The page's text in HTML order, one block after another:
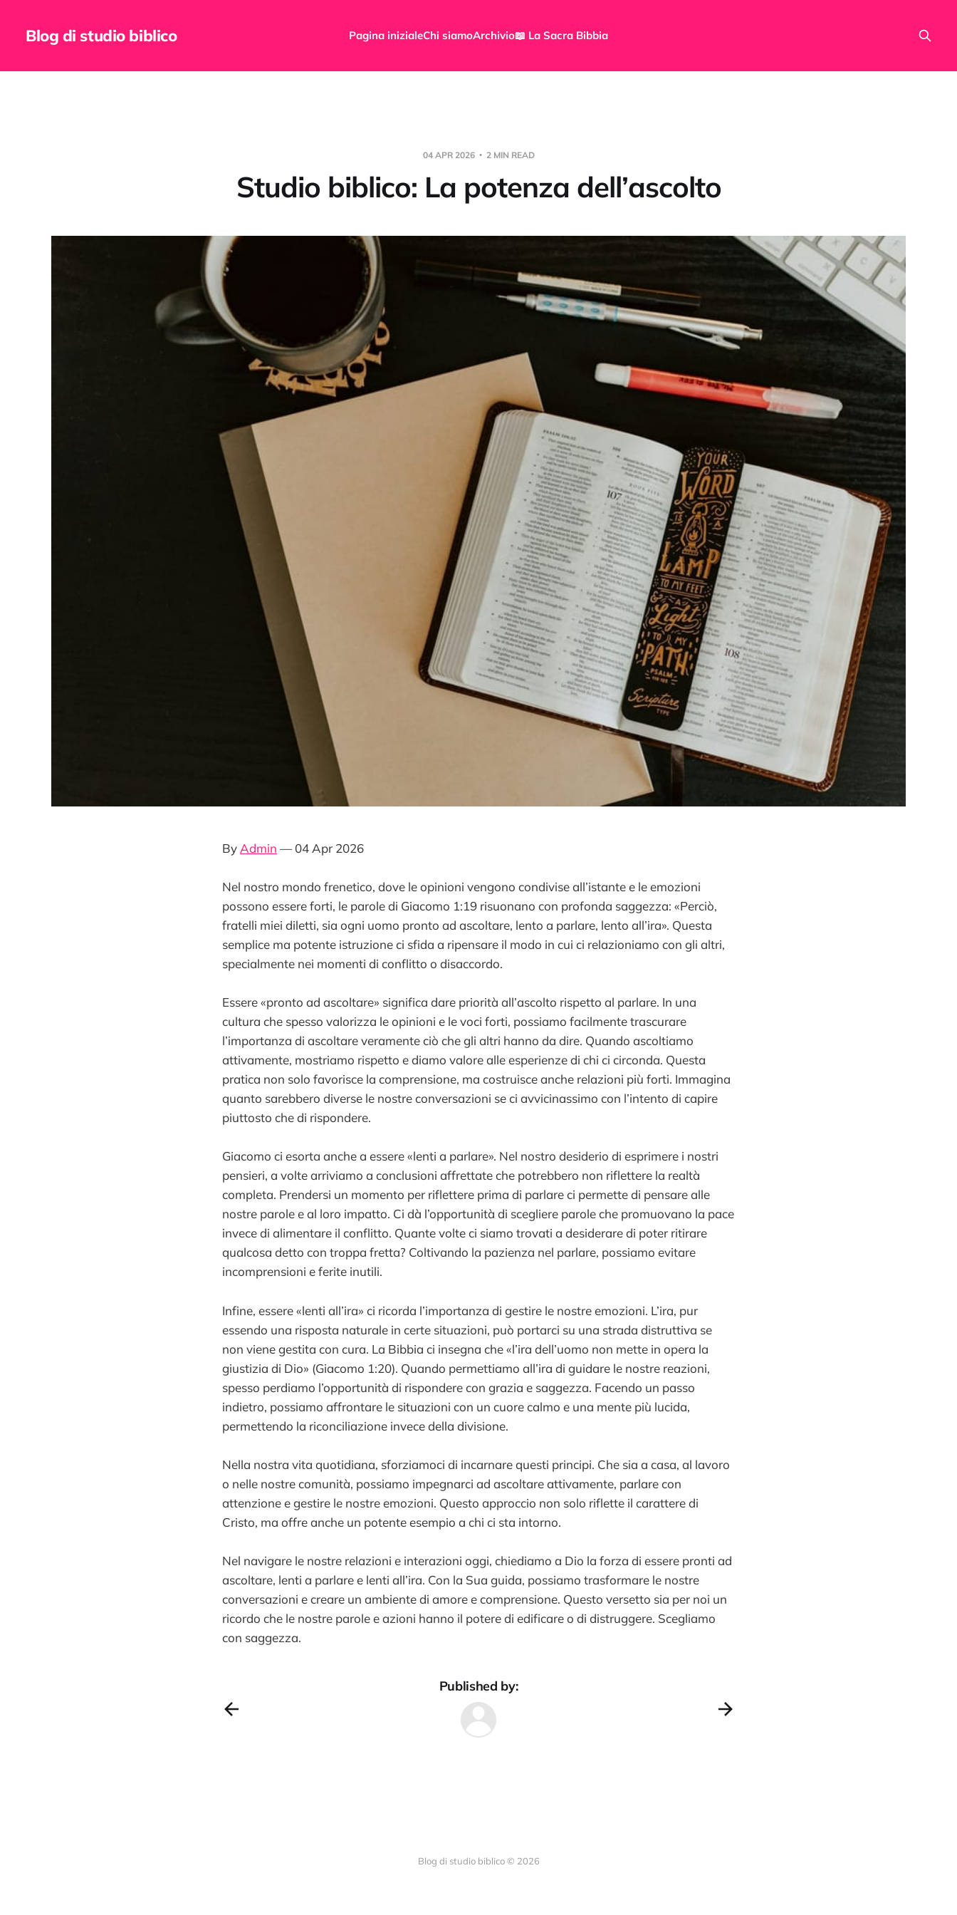
Blog di studio biblico Pagina inizialeChi siamoArchivio📖 La Sacra Bibbia
04 APR 2026 2 MIN READ
Studio biblico: La potenza dell’ascolto
By Admin — 04 Apr 2026
Nel nostro mondo frenetico, dove le opinioni vengono condivise all’istante e le emozioni
possono essere forti, le parole di Giacomo 1:19 risuonano con profonda saggezza: «Perciò,
fratelli miei diletti, sia ogni uomo pronto ad ascoltare, lento a parlare, lento all’ira». Questa
semplice ma potente istruzione ci sfida a ripensare il modo in cui ci relazioniamo con gli altri,
specialmente nei momenti di conflitto o disaccordo.
Essere «pronto ad ascoltare» significa dare priorità all’ascolto rispetto al parlare. In una
cultura che spesso valorizza le opinioni e le voci forti, possiamo facilmente trascurare
l’importanza di ascoltare veramente ciò che gli altri hanno da dire. Quando ascoltiamo
attivamente, mostriamo rispetto e diamo valore alle esperienze di chi ci circonda. Questa
pratica non solo favorisce la comprensione, ma costruisce anche relazioni più forti. Immagina
quanto sarebbero diverse le nostre conversazioni se ci avvicinassimo con l’intento di capire
piuttosto che di rispondere.
Giacomo ci esorta anche a essere «lenti a parlare». Nel nostro desiderio di esprimere i nostri
pensieri, a volte arriviamo a conclusioni affrettate che potrebbero non riflettere la realtà
completa. Prendersi un momento per riflettere prima di parlare ci permette di pensare alle
nostre parole e al loro impatto. Ci dà l’opportunità di scegliere parole che promuovano la pace
invece di alimentare il conflitto. Quante volte ci siamo trovati a desiderare di poter ritirare
qualcosa detto con troppa fretta? Coltivando la pazienza nel parlare, possiamo evitare
incomprensioni e ferite inutili.
Infine, essere «lenti all’ira» ci ricorda l’importanza di gestire le nostre emozioni. L’ira, pur
essendo una risposta naturale in certe situazioni, può portarci su una strada distruttiva se
non viene gestita con cura. La Bibbia ci insegna che «l’ira dell’uomo non mette in opera la
giustizia di Dio» (Giacomo 1:20). Quando permettiamo all’ira di guidare le nostre reazioni,
spesso perdiamo l’opportunità di rispondere con grazia e saggezza. Facendo un passo
indietro, possiamo affrontare le situazioni con un cuore calmo e una mente più lucida,
permettendo la riconciliazione invece della divisione.
Nella nostra vita quotidiana, sforziamoci di incarnare questi principi. Che sia a casa, al lavoro
o nelle nostre comunità, possiamo impegnarci ad ascoltare attivamente, parlare con
attenzione e gestire le nostre emozioni. Questo approccio non solo riflette il carattere di
Cristo, ma offre anche un potente esempio a chi ci sta intorno.
Nel navigare le nostre relazioni e interazioni oggi, chiediamo a Dio la forza di essere pronti ad
ascoltare, lenti a parlare e lenti all’ira. Con la Sua guida, possiamo trasformare le nostre
conversazioni e creare un ambiente di amore e comprensione. Questo versetto sia per noi un
ricordo che le nostre parole e azioni hanno il potere di edificare o di distruggere. Scegliamo
con saggezza.
Published by:
Blog di studio biblico © 2026